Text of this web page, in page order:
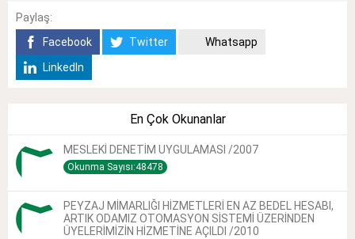
Paylaş:
Facebook
Twitter
Whatsapp
LinkedIn
En Çok Okunanlar
MESLEKİ DENETİM UYGULAMASI /2007
Okunma Sayısı:48478
PEYZAJ MİMARLIĞI HİZMETLERİ EN AZ BEDEL HESABI,
ARTIK ODAMIZ OTOMASYON SİSTEMİ ÜZERİNDEN
ÜYELERİMİZİN HİZMETİNE AÇILDI /2010